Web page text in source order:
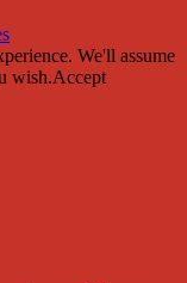
We'll assume
wish.Accept